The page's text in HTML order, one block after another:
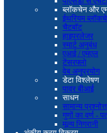
ब्लॉकचेन और
ईथरियम
चैटबॉट
हाइपरलेजर
स्मार्ट अनुबंध
एआई / एमएल
टेंसरफ्लो
वेब अनुप्रयोग
डेटा विश्लेषण
पावर बीआई
साधन
सामान्य
गुणों का वर्ण -
मूल्य निगरानी